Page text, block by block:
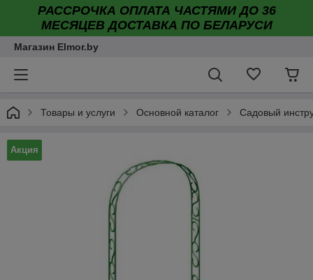
РАССРОЧКА ОПЛАТА ЧАСТЯМИ ДО 36
МЕСЯЦЕВ ДОСТАВКА ПО БЕЛАРУСИ
Магазин Elmor.by
Товары и услуги Основной каталог Садовый
Акция